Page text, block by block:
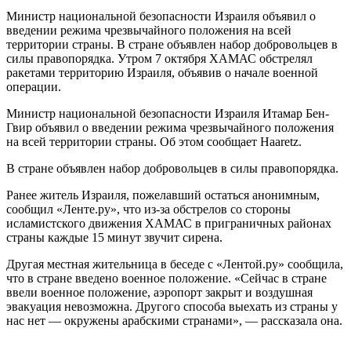
Министр национальной безопасности Израиля объявил о
введении режима чрезвычайного положения на всей
территории страны. В стране объявлен набор добровольцев в
силы правопорядка. Утром 7 октября ХАМАС обстрелял
ракетами территорию Израиля, объявив о начале военной
операции.
Министр национальной безопасности Израиля Итамар Бен-
Гвир объявил о введении режима чрезвычайного положения
на всей территории страны. Об этом сообщает Haaretz.
В стране объявлен набор добровольцев в силы правопорядка.
Ранее житель Израиля, пожелавший остаться анонимным,
сообщил «Ленте.ру», что из-за обстрелов со стороны
исламистского движения ХАМАС в приграничных районах
страны каждые 15 минут звучит сирена.
Другая местная жительница в беседе с «Лентой.ру» сообщила,
что в стране введено военное положение. «Сейчас в стране
ввели военное положение, аэропорт закрыт и воздушная
эвакуация невозможна. Другого способа выехать из страны у
нас нет — окружены арабскими странами», — рассказала она.